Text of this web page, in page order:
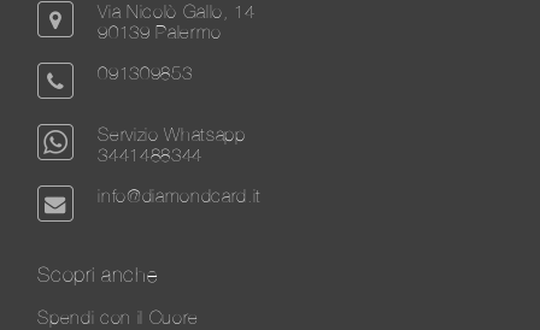
Via Nicolò Gallo, 14
90139 Palermo
091309853
Servizio Whatsapp
3441488344
info@diamondcard.it
Scopri anche
Spendi con il Cuore